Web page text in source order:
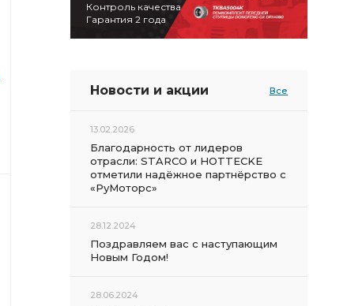
Контроль качества
Гарантия 2 года
Новости и акции Все
13.02.2026
Благодарность от лидеров
отрасли: STARCO и HOTTECKE
отметили надёжное партнёрство с
«РуМоторс»
28.12.2024
Поздравляем вас с наступающим
Новым Годом!
28.06.2024